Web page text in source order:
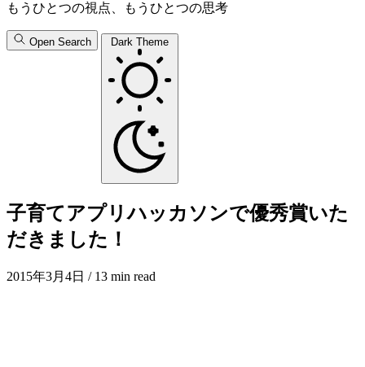
もうひとつの視点、もうひとつの思考
Open Search Dark Theme
子育てアプリハッカソンで優秀賞いた
だきました！
2015年3月4日 / 13 min read